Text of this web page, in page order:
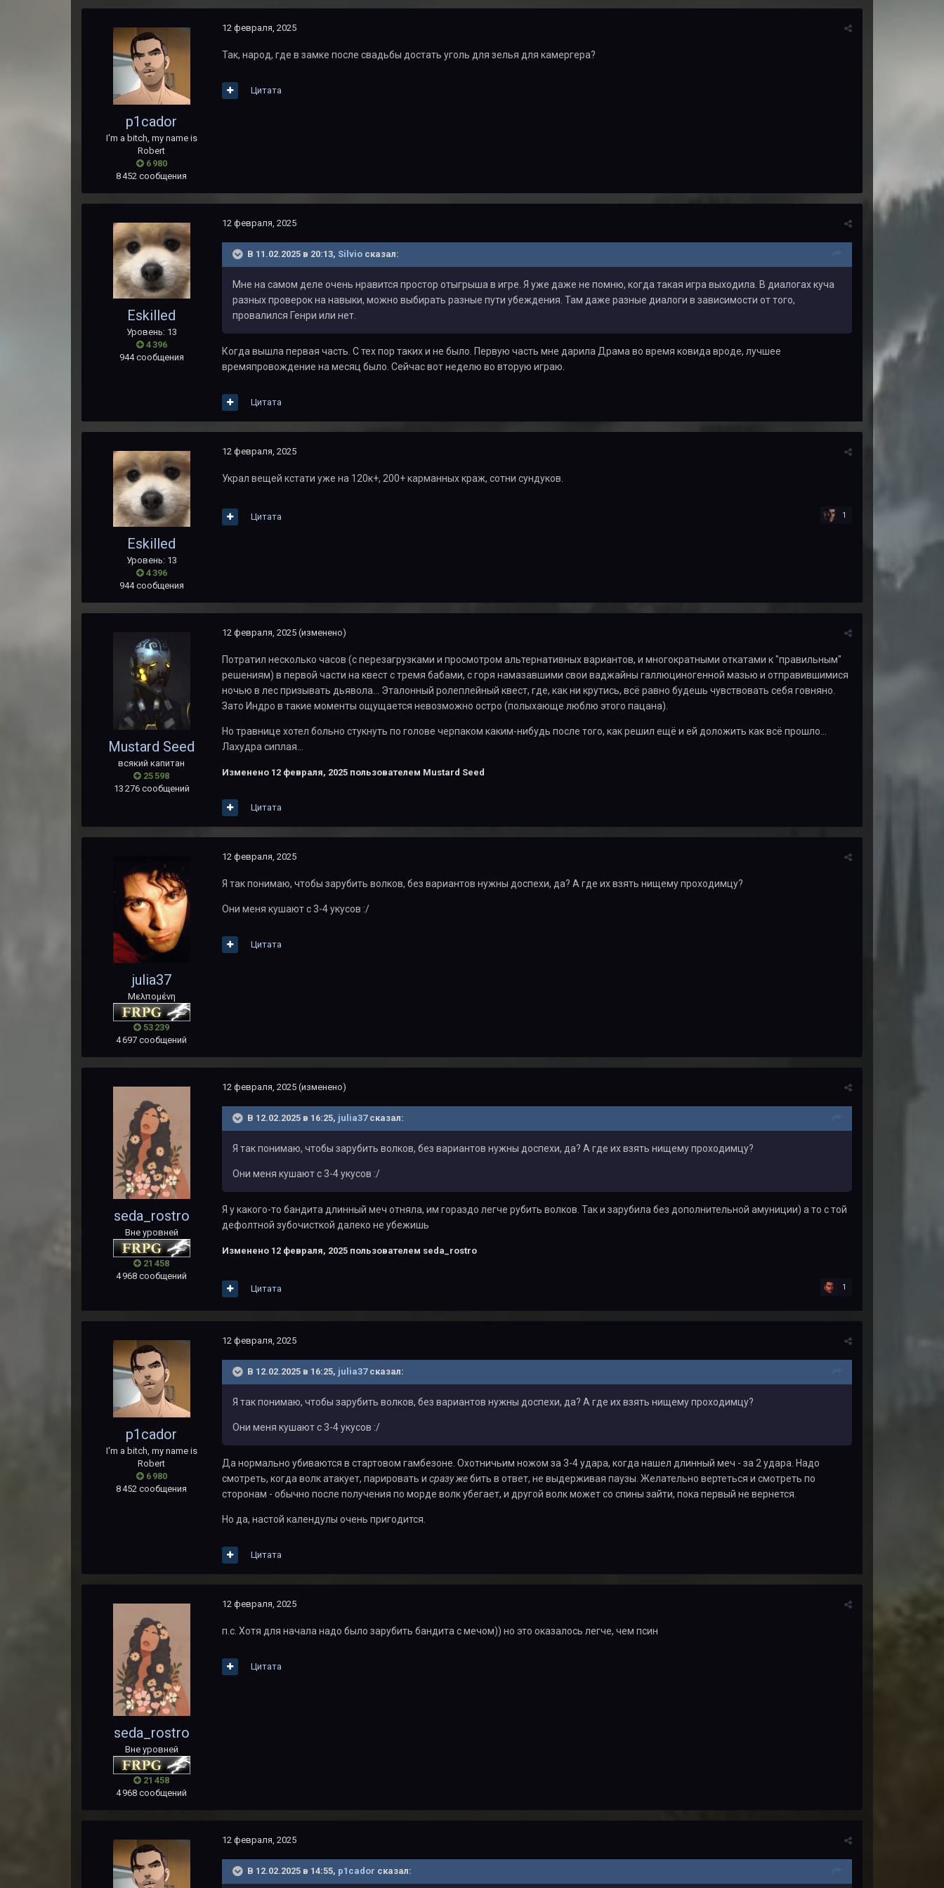
p1cador
I'm a bitch, my name is
Robert
6 980
8 452 сообщения
12 февраля, 2025
Так, народ, где в замке после свадьбы достать уголь для зелья для камергера?
Цитата
Eskilled
Уровень: 13
4 396
944 сообщения
12 февраля, 2025
В 11.02.2025 в 20:13, Silvioсказал:
Мне на самом деле очень нравится простор отыгрыша в игре. Я уже даже не помню, когда такая игра выходила. В диалогах куча
разных проверок на навыки, можно выбирать разные пути убеждения. Там даже разные диалоги в зависимости от того,
провалился Генри или нет.
Когда вышла первая часть. С тех пор таких и не было. Первую часть мне дарила Драма во время ковида вроде, лучшее
времяпровождение на месяц было. Сейчас вот неделю во вторую играю.
Цитата
Eskilled
Уровень: 13
4 396
944 сообщения
12 февраля, 2025
Украл вещей кстати уже на 120к+, 200+ карманных краж, сотни сундуков.
1
Цитата
Mustard Seed
всякий капитан
25 598
13 276 сообщений
12 февраля, 2025 (изменено)
Потратил несколько часов (с перезагрузками и просмотром альтернативных вариантов, и многократными откатами к "правильным"
решениям) в первой части на квест с тремя бабами, с горя намазавшими свои ваджайны галлюциногенной мазью и отправившимися
ночью в лес призывать дьявола... Эталонный ролеплейный квест, где, как ни крутись, всё равно будешь чувствовать себя говняно.
Зато Индро в такие моменты ощущается невозможно остро (полыхающе люблю этого пацана).
Но травнице хотел больно стукнуть по голове черпаком каким-нибудь после того, как решил ещё и ей доложить как всё прошло...
Лахудра сиплая...
Изменено 12 февраля, 2025пользователем Mustard Seed
Цитата
julia37
Μελπομένη
53 239
4 697 сообщений
12 февраля, 2025
Я так понимаю, чтобы зарубить волков, без вариантов нужны доспехи, да? А где их взять нищему проходимцу?
Они меня кушают с 3-4 укусов :/
Цитата
seda_rostro
Вне уровней
21 458
4 968 сообщений
12 февраля, 2025 (изменено)
В 12.02.2025 в 16:25, julia37сказал:
Я так понимаю, чтобы зарубить волков, без вариантов нужны доспехи, да? А где их взять нищему проходимцу?
Они меня кушают с 3-4 укусов :/
Я у какого-то бандита длинный меч отняла, им гораздо легче рубить волков. Так и зарубила без дополнительной амуниции) а то с той
дефолтной зубочисткой далеко не убежишь
Изменено 12 февраля, 2025пользователем seda_rostro
1
Цитата
p1cador
I'm a bitch, my name is
Robert
6 980
8 452 сообщения
12 февраля, 2025
В 12.02.2025 в 16:25, julia37сказал:
Я так понимаю, чтобы зарубить волков, без вариантов нужны доспехи, да? А где их взять нищему проходимцу?
Они меня кушают с 3-4 укусов :/
Да нормально убиваются в стартовом гамбезоне. Охотничьим ножом за 3-4 удара, когда нашел длинный меч - за 2 удара. Надо
смотреть, когда волк атакует, парировать и сразу жебить в ответ, не выдерживая паузы. Желательно вертеться и смотреть по
сторонам - обычно после получения по морде волк убегает, и другой волк может со спины зайти, пока первый не вернется.
Но да, настой календулы очень пригодится.
Цитата
seda_rostro
Вне уровней
21 458
4 968 сообщений
12 февраля, 2025
п.с. Хотя для начала надо было зарубить бандита с мечом)) но это оказалось легче, чем псин
Цитата
12 февраля, 2025
В 12.02.2025 в 14:55, p1cador сказал: